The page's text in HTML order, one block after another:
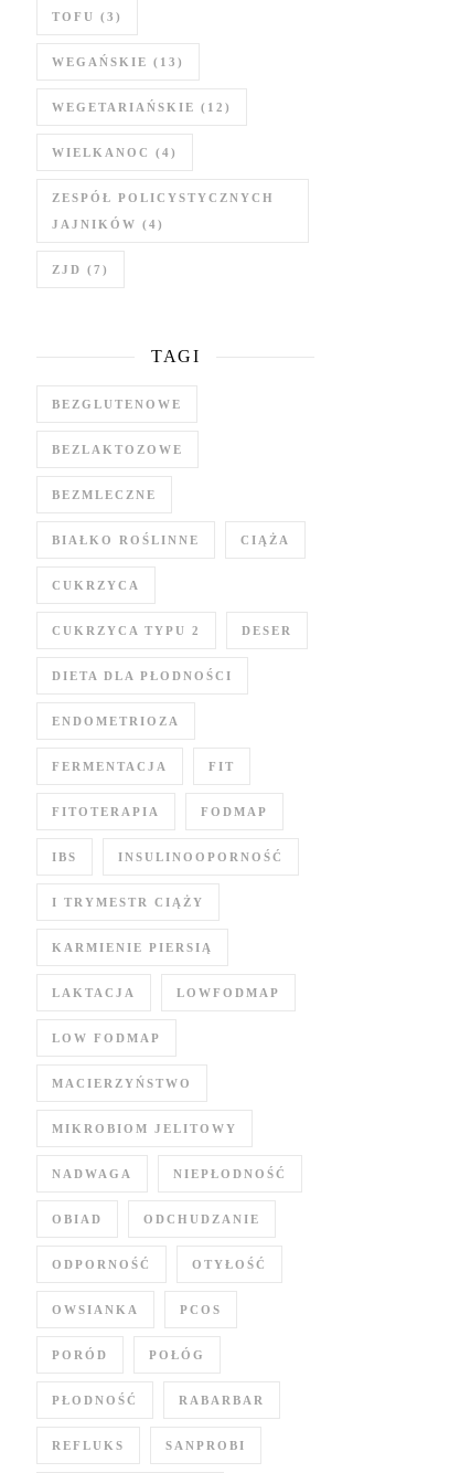
TOFU (3)
WEGAŃSKIE (13)
WEGETARIAŃSKIE (12)
WIELKANOC (4)
ZESPÓŁ POLICYSTYCZNYCH
JAJNIKÓW (4)
ZJD (7)
TAGI
BEZGLUTENOWE
BEZLAKTOZOWE
BEZMLECZNE
BIAŁKO ROŚLINNE CIĄŻA
CUKRZYCA
CUKRZYCA TYPU 2 DESER
DIETA DLA PŁODNOŚCI
ENDOMETRIOZA
FERMENTACJA FIT
FITOTERAPIA FODMAP
IBS INSULINOOPORNOŚĆ
I TRYMESTR CIĄŻY
KARMIENIE PIERSIĄ
LAKTACJA LOWFODMAP
LOW FODMAP
MACIERZYŃSTWO
MIKROBIOM JELITOWY
NADWAGA NIEPŁODNOŚĆ
OBIAD ODCHUDZANIE
ODPORNOŚĆ OTYŁOŚĆ
OWSIANKA PCOS
PORÓD POŁÓG
PŁODNOŚĆ RABARBAR
REFLUKS SANPROBI